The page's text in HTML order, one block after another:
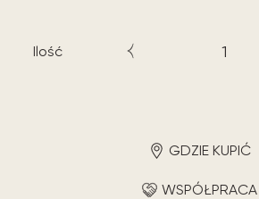
Ilość
GDZIE KUPIĆ
WSPÓŁPRACA